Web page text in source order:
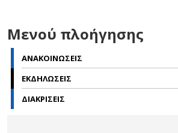
Μενού πλοήγησης
ΑΝΑΚΟΙΝΩΣΕΙΣ
ΕΚΔΗΛΩΣΕΙΣ
ΔΙΑΚΡΙΣΕΙΣ